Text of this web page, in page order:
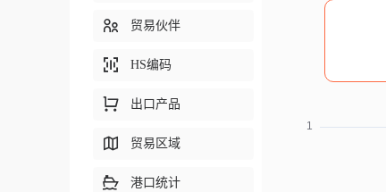
贸易伙伴
HS编码
出口产品
贸易区域
港口统计